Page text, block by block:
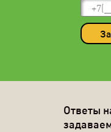
Ответы